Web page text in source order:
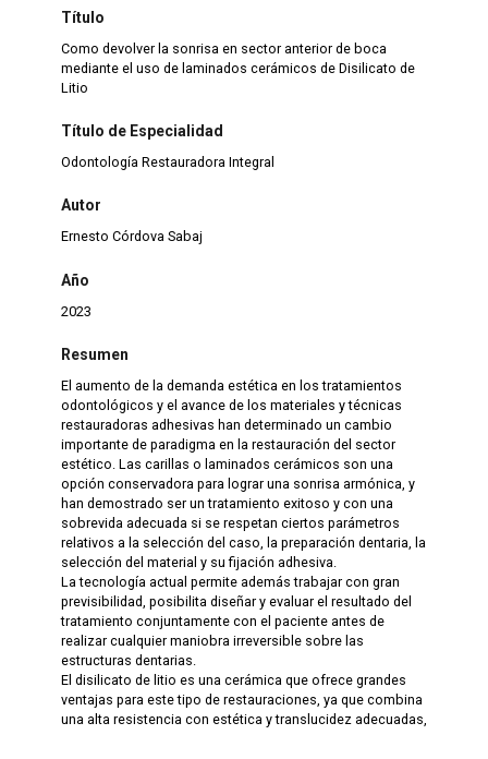
Título
Como devolver la sonrisa en sector anterior de boca
mediante el uso de laminados cerámicos de Disilicato de
Litio
Título de Especialidad
Odontología Restauradora Integral
Autor
Ernesto Córdova Sabaj
Año
2023
Resumen
El aumento de la demanda estética en los tratamientos
odontológicos y el avance de los materiales y técnicas
restauradoras adhesivas han determinado un cambio
importante de paradigma en la restauración del sector
estético. Las carillas o laminados cerámicos son una
opción conservadora para lograr una sonrisa armónica, y
han demostrado ser un tratamiento exitoso y con una
sobrevida adecuada si se respetan ciertos parámetros
relativos a la selección del caso, la preparación dentaria, la
selección del material y su fijación adhesiva.
La tecnología actual permite además trabajar con gran
previsibilidad, posibilita diseñar y evaluar el resultado del
tratamiento conjuntamente con el paciente antes de
realizar cualquier maniobra irreversible sobre las
estructuras dentarias.
El disilicato de litio es una cerámica que ofrece grandes
ventajas para este tipo de restauraciones, ya que combina
una alta resistencia con estética y translucidez adecuadas,